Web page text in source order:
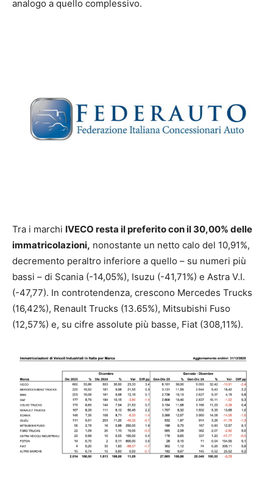
analogo a quello complessivo.
Tra i marchi IVECO resta il preferito con il 30,00% delle
immatricolazioni, nonostante un netto calo del 10,91%,
decremento peraltro inferiore a quello – su numeri più
bassi – di Scania (-14,05%), Isuzu (-41,71%) e Astra V.I.
(-47,77). In controtendenza, crescono Mercedes Trucks
(16,42%), Renault Trucks (13.65%), Mitsubishi Fuso
(12,57%) e, su cifre assolute più basse, Fiat (308,11%).